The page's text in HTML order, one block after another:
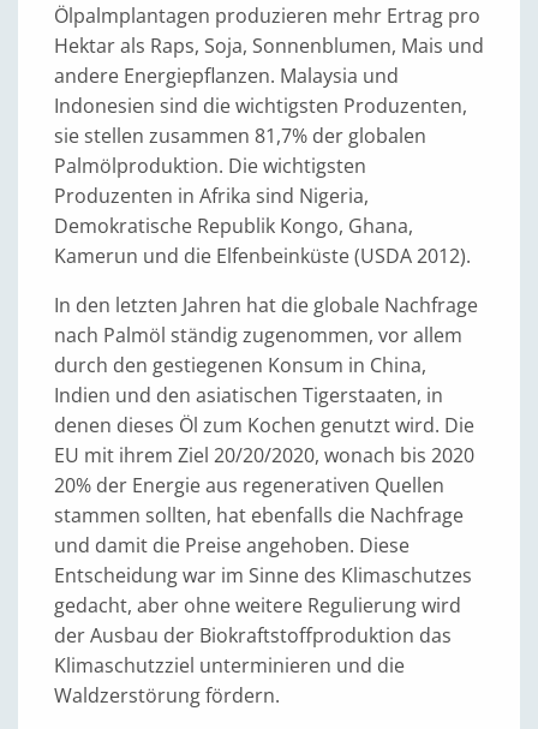
Ölpalmplantagen produzieren mehr Ertrag pro
Hektar als Raps, Soja, Sonnenblumen, Mais und
andere Energiepflanzen. Malaysia und
Indonesien sind die wichtigsten Produzenten,
sie stellen zusammen 81,7% der globalen
Palmölproduktion. Die wichtigsten
Produzenten in Afrika sind Nigeria,
Demokratische Republik Kongo, Ghana,
Kamerun und die Elfenbeinküste (USDA 2012).
In den letzten Jahren hat die globale Nachfrage
nach Palmöl ständig zugenommen, vor allem
durch den gestiegenen Konsum in China,
Indien und den asiatischen Tigerstaaten, in
denen dieses Öl zum Kochen genutzt wird. Die
EU mit ihrem Ziel 20/20/2020, wonach bis 2020
20% der Energie aus regenerativen Quellen
stammen sollten, hat ebenfalls die Nachfrage
und damit die Preise angehoben. Diese
Entscheidung war im Sinne des Klimaschutzes
gedacht, aber ohne weitere Regulierung wird
der Ausbau der Biokraftstoffproduktion das
Klimaschutzziel unterminieren und die
Waldzerstörung fördern.